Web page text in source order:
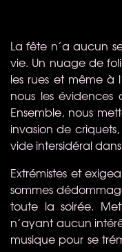
La fête n’a aucun
vie. Un nuage de
les rues et même à
nous les évidences
Ensemble, nous
invasion de
vide intersidéral
Extrémistes et
sommes
toute la soirée.
n’ayant aucun
musique pour se